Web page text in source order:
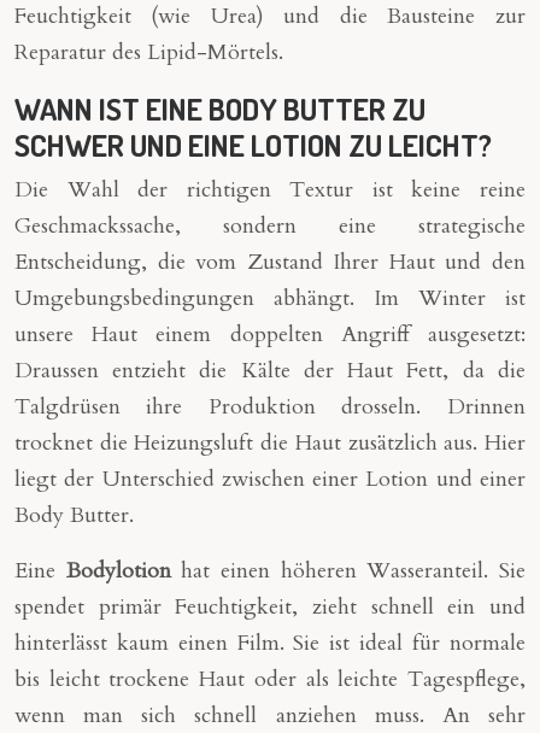
Feuchtigkeit (wie Urea) und die Bausteine zur
Reparatur des Lipid-Mörtels.
WANN IST EINE BODY BUTTER ZU
SCHWER UND EINE LOTION ZU LEICHT?
Die Wahl der richtigen Textur ist keine reine
Geschmackssache, sondern eine strategische
Entscheidung, die vom Zustand Ihrer Haut und den
Umgebungsbedingungen abhängt. Im Winter ist
unsere Haut einem doppelten Angriff ausgesetzt:
Draussen entzieht die Kälte der Haut Fett, da die
Talgdrüsen ihre Produktion drosseln. Drinnen
trocknet die Heizungsluft die Haut zusätzlich aus. Hier
liegt der Unterschied zwischen einer Lotion und einer
Body Butter.
Eine Bodylotionhat einen höheren Wasseranteil. Sie
spendet primär Feuchtigkeit, zieht schnell ein und
hinterlässt kaum einen Film. Sie ist ideal für normale
bis leicht trockene Haut oder als leichte Tagespflege,
wenn man sich schnell anziehen muss. An sehr